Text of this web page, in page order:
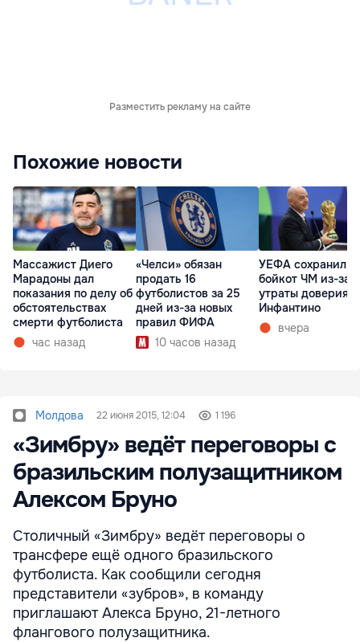
Разместить рекламу на сайте
Похожие новости
Массажист Диего
Марадоны дал
показания по делу об
обстоятельствах
смерти футболиста
час назад
«Челси» обязан
продать 16
футболистов за 25
дней из-за новых
правил ФИФА
10 часов назад
УЕФА сохранил
бойкот ЧМ из-за
утраты доверия к
Инфантино
вчера
Молдова 22 июня 2015, 12:04 1 196
«Зимбру» ведёт переговоры с
бразильским полузащитником
Алексом Бруно
Столичный «Зимбру» ведёт переговоры о
трансфере ещё одного бразильского
футболиста. Как сообщили сегодня
представители «зубров», в команду
приглашают Алекса Бруно, 21-летного
флангового полузащитника.